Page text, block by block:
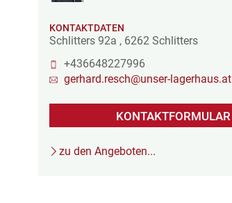
KONTAKTDATEN
Schlitters 92a , 6262 Schlitters
+436648227996
gerhard.resch@unser-lagerhaus.at
KONTAKTFORMULAR
zu den Angeboten...